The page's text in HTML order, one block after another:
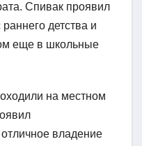
Спивак проявил
детства и
еще в школьные
на местном
владение